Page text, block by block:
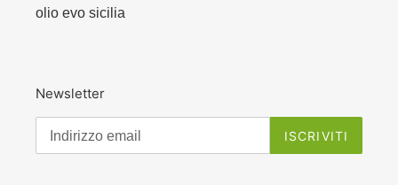
olio evo sicilia
Newsletter
ISCRIVITI